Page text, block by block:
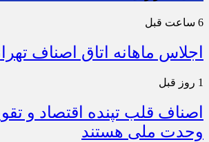
6 ساعت قبل
اجلاس ماهانه اتاق اصناف
1 روز قبل
اصناف قلب تپنده اقتصاد و
وحدت ملی هستند